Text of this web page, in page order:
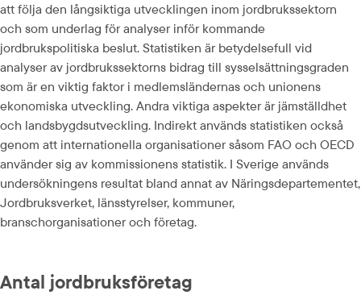
att följa den långsiktiga utvecklingen inom jordbrukssektorn
och som underlag för analyser inför kommande
jordbrukspolitiska beslut. Statistiken är betydelsefull vid
analyser av jordbrukssektorns bidrag till sysselsättningsgraden
som är en viktig faktor i medlemsländernas och unionens
ekonomiska utveckling. Andra viktiga aspekter är jämställdhet
och landsbygdsutveckling. Indirekt används statistiken också
genom att internationella organisationer såsom FAO och OECD
använder sig av kommissionens statistik. I Sverige används
undersökningens resultat bland annat av Näringsdepartementet,
Jordbruksverket, länsstyrelser, kommuner,
branschorganisationer och företag.
Antal jordbruksföretag